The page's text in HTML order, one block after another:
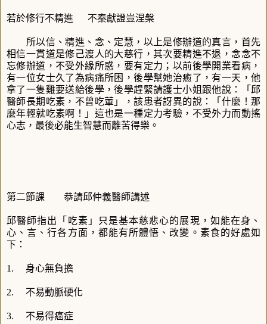
若於修行不精進 不秦獻證豈涅槃
所以信、精進、念、定慧，以上是修辦道的真言，首先
相信一貫道是修己渡人的大慈行，其次要精進不退，念念不
忘修辦道，不受外緣所惑，要有定力；以前後學開業看病，
有一位女士久了為病痛所困，後學幫她治癒了，有一天，他
拿了一隻雞要送給後學，後學趕緊請護士小姐跟他說：「 邱
醫師長期吃素，不曾吃葷」，該患者訝異的說：「什麼！那
麼年輕就吃素啊！」這也是一種定力考驗，不受外力而動搖
心志，最後必能生智慧而離苦得樂。
第二節課 恭請邱仲義醫師講述
邱醫師指出「吃素」只是基本慈悲心的展現，如能在身、
心、言、行各方面，都能有所體悟、改變。素食的好處如
下：
1. 身心無負擔
2. 不易動脈硬化
3. 不易得癌症